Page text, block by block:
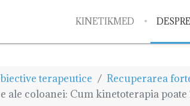
KINETIKMED
terapeutice Recuperarea
coloanei: Cum kinetoterapia poate